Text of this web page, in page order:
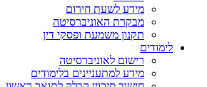
מידע לשעת חירום
מבקרת האוניברסיטה
תקנון משמעת ופסקי דין
לימודים
רישום לאוניברסיטה
מידע למתעניינים בלימודים